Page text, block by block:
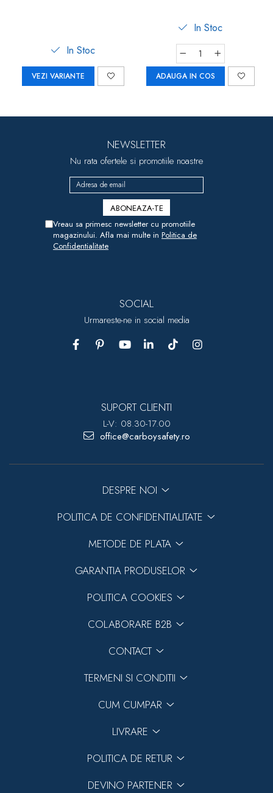
In Stoc
VEZI VARIANTE
In Stoc
ADAUGA IN COS
NEWSLETTER
Nu rata ofertele si promotiile noastre
Vreau sa primesc newsletter cu promotiile
magazinului. Afla mai multe in Politica de
Confidentialitate
SOCIAL
Urmareste-ne in social media
SUPORT CLIENTI
L-V: 08.30-17.00
office@carboysafety.ro
DESPRE NOI
POLITICA DE CONFIDENTIALITATE
METODE DE PLATA
GARANTIA PRODUSELOR
POLITICA COOKIES
COLABORARE B2B
CONTACT
TERMENI SI CONDITII
CUM CUMPAR
LIVRARE
POLITICA DE RETUR
DEVINO PARTENER